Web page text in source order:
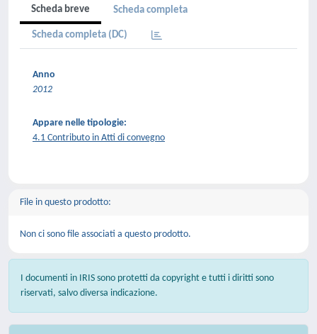
Scheda breve Scheda completa
Scheda completa (DC)
Anno
2012
Appare nelle tipologie:
4.1 Contributo in Atti di convegno
File in questo prodotto:
Non ci sono file associati a questo prodotto.
I documenti in IRIS sono protetti da copyright e tutti i diritti sono
riservati, salvo diversa indicazione.